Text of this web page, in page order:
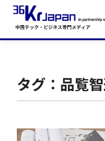
タグ：品覧